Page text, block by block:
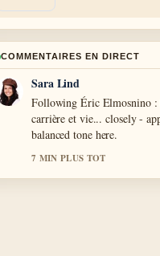
COMMENTAIRES EN DIRECT
Ethan Collins
Useful context on Bonnie
mari, record,.... Please keep
updated.
9 MIN PLUS TOT